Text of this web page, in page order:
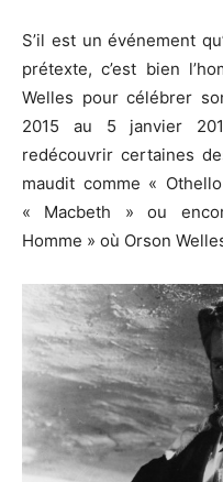
S’il est un événement
prétexte, c’est bien
Welles pour célébrer
2015 au 5 janvier
redécouvrir certaines
maudit comme «
« Macbeth » ou
Homme » où Orson